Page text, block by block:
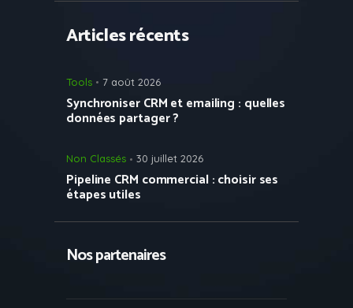
Articles récents
Tools 7 août 2026
Synchroniser CRM et emailing : quelles
données partager ?
Non Classés 30 juillet 2026
Pipeline CRM commercial : choisir ses
étapes utiles
Nos partenaires